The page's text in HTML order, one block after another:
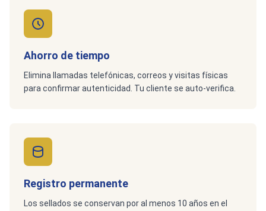
Ahorro de tiempo
Elimina llamadas telefónicas, correos y visitas físicas
para confirmar autenticidad. Tu cliente se auto-verifica.
Registro permanente
Los sellados se conservan por al menos 10 años en el